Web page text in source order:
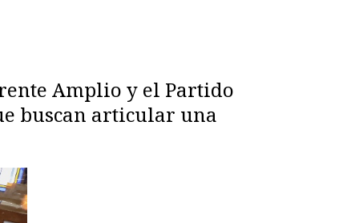
Amplio y el Partido
buscan articular una